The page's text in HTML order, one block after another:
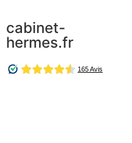
cabinet-
hermes.fr